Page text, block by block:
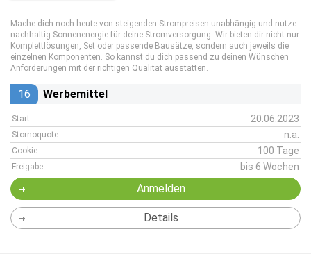
Mache dich noch heute von steigenden Strompreisen unabhängig und nutze
nachhaltig Sonnenenergie für deine Stromversorgung. Wir bieten dir nicht nur
Komplettlösungen, Set oder passende Bausätze, sondern auch jeweils die
einzelnen Komponenten. So kannst du dich passend zu deinen Wünschen
Anforderungen mit der richtigen Qualität ausstatten.
16 Werbemittel
Start 20.06.2023
Stornoquote n.a.
Cookie 100 Tage
Freigabe bis 6 Wochen
Anmelden
Details